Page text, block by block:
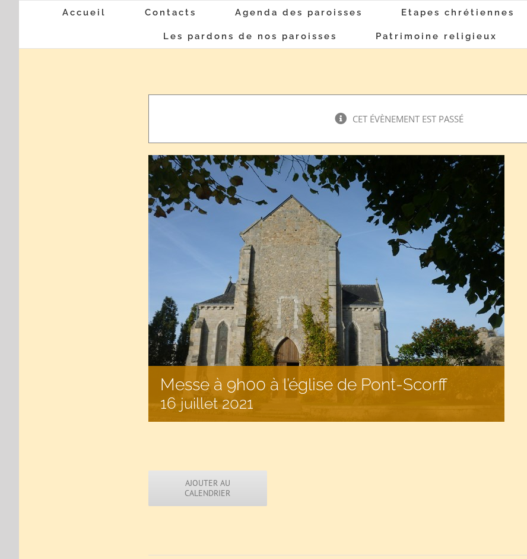
Accueil Contacts Agenda des paroisses Etapes chrétiennes
Les pardons de nos paroisses Patrimoine religieux
CET ÉVÈNEMENT EST PASSÉ
Messe à 9h00 à l’église de Pont-Scorff
16 juillet 2021
AJOUTER AU
CALENDRIER